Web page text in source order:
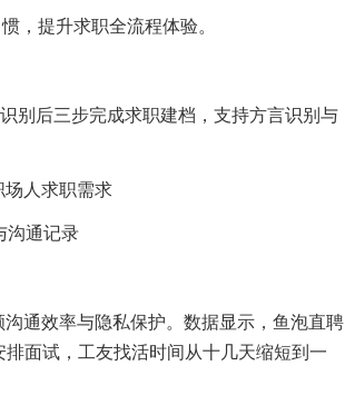
，提升求职全流程体验。
别后三步完成求职建档，支持方言识别与
场人求职需求
沟通记录
通效率与隐私保护。数据显示，鱼泡直聘
面试，工友找活时间从十几天缩短到一